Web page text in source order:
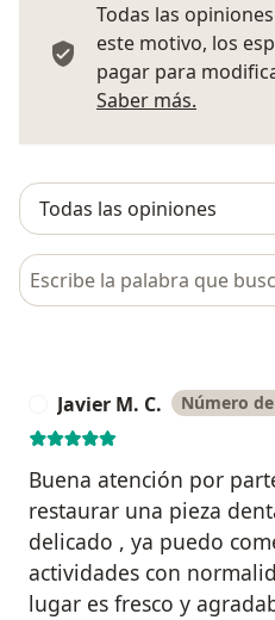
Todas las
este motivo, los
pagar para
Saber más.
Busca en opiniones
Javier M. C. Número
Buena atención por
restaurar una pieza
delicado , ya puedo
actividades con
lugar es fresco y